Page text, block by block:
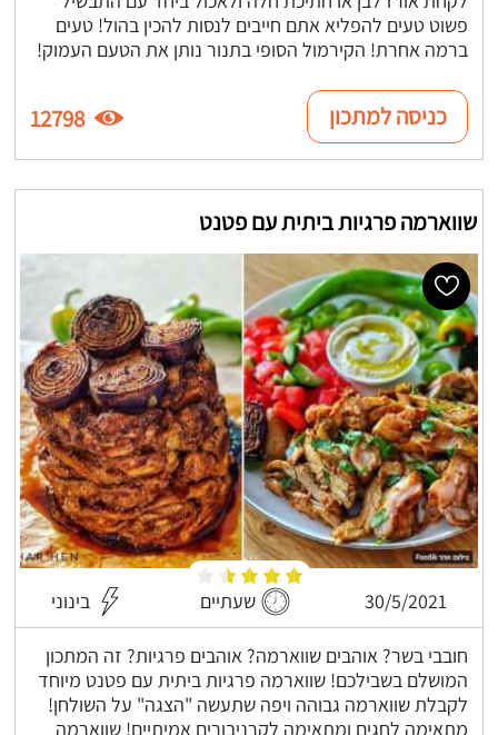
פשוט טעים להפליא אתם חייבים לנסות להכין בהול! טעים
ברמה אחרת! הקירמול הסופי בתנור נותן את הטעם העמוק!
כניסה למתכון 12798
שווארמה פרגיות ביתית עם פטנט
30/5/2021 שעתיים בינוני
חובבי בשר? אוהבים שווארמה? אוהבים פרגיות? זה המתכון
המושלם בשבילכם! שווארמה פרגיות ביתית עם פטנט מיוחד
לקבלת שווארמה גבוהה ויפה שתעשה "הצגה" על השולחן!
מתאימה לחגים ומתאימה לקרניבורים אמיתיים! שווארמה